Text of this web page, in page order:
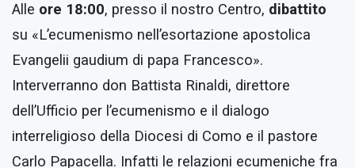
Alle ore 18:00, presso il nostro Centro, dibattito
su «L’ecumenismo nell’esortazione apostolica
Evangelii gaudium di papa Francesco».
Interverranno don Battista Rinaldi, direttore
dell’Ufficio per l’ecumenismo e il dialogo
interreligioso della Diocesi di Como e il pastore
Carlo Papacella. Infatti le relazioni ecumeniche fra